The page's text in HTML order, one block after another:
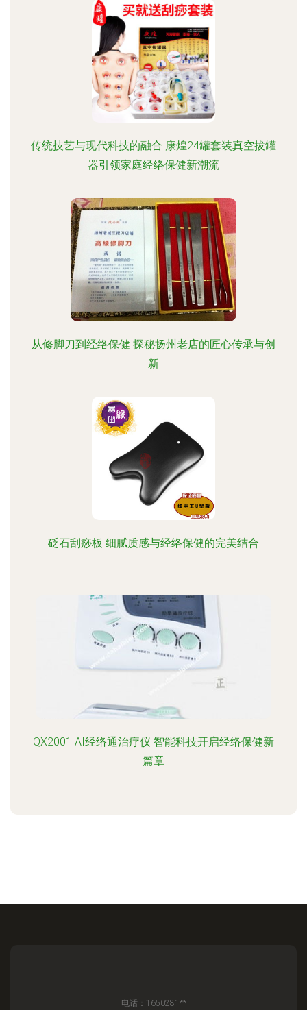
传统技艺与现代科技的融合 康煌24罐套装真空拔罐
器引领家庭经络保健新潮流
从修脚刀到经络保健 探秘扬州老店的匠心传承与创
新
砭石刮痧板 细腻质感与经络保健的完美结合
QX2001 AI经络通治疗仪 智能科技开启经络保健新
篇章
电话：1650281**